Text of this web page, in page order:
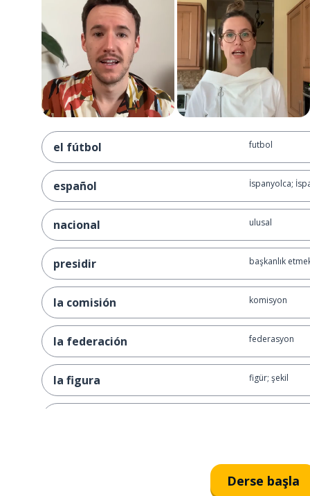
el fútbol futbol
español İspanyolca;
nacional ulusal
presidir başkanlık
la comisión komisyon
la federación federasyon
la figura figür; şekil
Derse başla